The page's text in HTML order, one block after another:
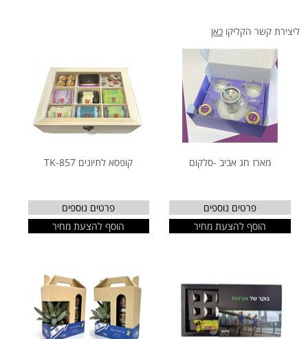
ליצירת קשר הקליקו כאן
מארז חג אביב -סלקום
פרטים נוספים
הוסף להצעת מחיר
קופסא לתיונים TK-857
פרטים נוספים
הוסף להצעת מחיר